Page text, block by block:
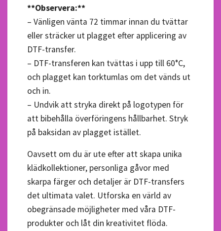
**Observera:**
– Vänligen vänta 72 timmar innan du tvättar
eller sträcker ut plagget efter applicering av
DTF-transfer.
– DTF-transferen kan tvättas i upp till 60°C,
och plagget kan torktumlas om det vänds ut
och in.
– Undvik att stryka direkt på logotypen för
att bibehålla överföringens hållbarhet. Stryk
på baksidan av plagget istället.
Oavsett om du är ute efter att skapa unika
klädkollektioner, personliga gåvor med
skarpa färger och detaljer är DTF-transfers
det ultimata valet. Utforska en värld av
obegränsade möjligheter med våra DTF-
produkter och låt din kreativitet flöda.